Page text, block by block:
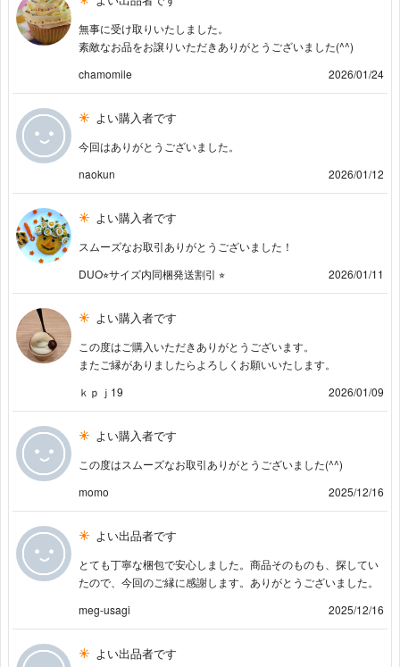
無事に受け取りいたしました。
素敵なお品をお譲りいただきありがとうございました(^^)
chamomile
2026/01/24
よい購入者です
今回はありがとうございました。
naokun
2026/01/12
よい購入者です
スムーズなお取引ありがとうございました！
DUO⭐︎サイズ内同梱発送割引 ⭐︎
2026/01/11
よい購入者です
この度はご購入いただきありがとうございます。
またご縁がありましたらよろしくお願いいたします。
ｋｐｊ19
2026/01/09
よい購入者です
この度はスムーズなお取引ありがとうございました(^^)
momo
2025/12/16
よい出品者です
とても丁寧な梱包で安心しました。商品そのものも、探してい
たので、今回のご縁に感謝します。ありがとうございました。
meg-usagi
2025/12/16
よい出品者です